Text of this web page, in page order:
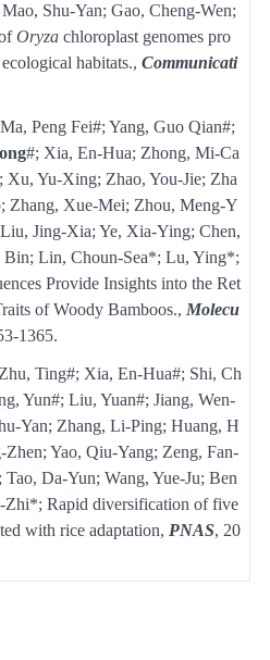
Shu-Yan; Gao, Cheng-Wen;
Oryzachloroplast genomes pro
habitats., Communicati
Peng Fei#; Yang, Guo Qian#;
#; Xia, En-Hua; Zhong, Mi-Ca
Yu-Xing; Zhao, You-Jie; Zha
Zhang, Xue-Mei; Zhou, Meng-Y
Jing-Xia; Ye, Xia-Ying; Chen,
Bin; Lin, Choun-Sea*; Lu, Ying*;
Provide Insights into the Ret
of Woody Bamboos., Molecu
1365.
Ting#; Xia, En-Hua#; Shi, Ch
Yun#; Liu, Yuan#; Jiang, Wen-
Yan; Zhang, Li-Ping; Huang, H
Yao, Qiu-Yang; Zeng, Fan-
Da-Yun; Wang, Yue-Ju; Ben
Zhi*; Rapid diversification of five
with rice adaptation, PNAS, 20